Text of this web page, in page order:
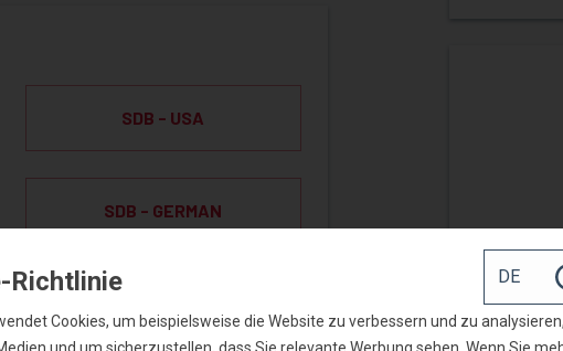
SDB - USA
SDB - GERMAN
Richtlinie
Cookies, um beispielsweise die Website zu verbessern und zu analysieren,
und um sicherzustellen, dass Sie relevante Werbung sehen. Wenn Sie